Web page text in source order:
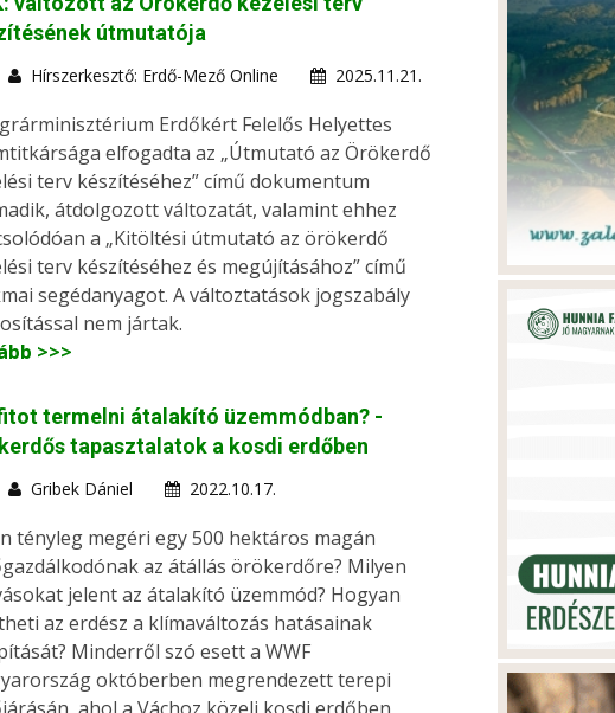
útmutatója
Hírszerkesztő: Erdő-Mező Online 2025.11.21.
Erdőkért Felelős Helyettes
elfogadta az „Útmutató az Örökerdő
terv készítéséhez” című dokumentum
átdolgozott változatát, valamint ehhez
a „Kitöltési útmutató az örökerdő
terv készítéséhez és megújításához” című
segédanyagot. A változtatások jogszabály
nem jártak.
>>>
termelni átalakító üzemmódban? -
tapasztalatok a kosdi erdőben
Gribek Dániel 2022.10.17.
tényleg megéri egy 500 hektáros magán
az átállás örökerdőre? Milyen
jelent az átalakító üzemmód? Hogyan
az erdész a klímaváltozás hatásainak
Minderről szó esett a WWF
októberben megrendezett terepi